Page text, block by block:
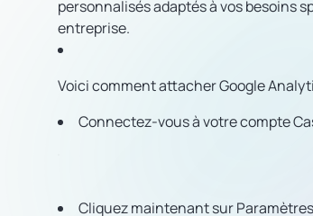
personnalisés adaptés à vos besoins
entreprise.
Voici comment attacher Google
Connectez-vous à votre compte
Cliquez maintenant sur